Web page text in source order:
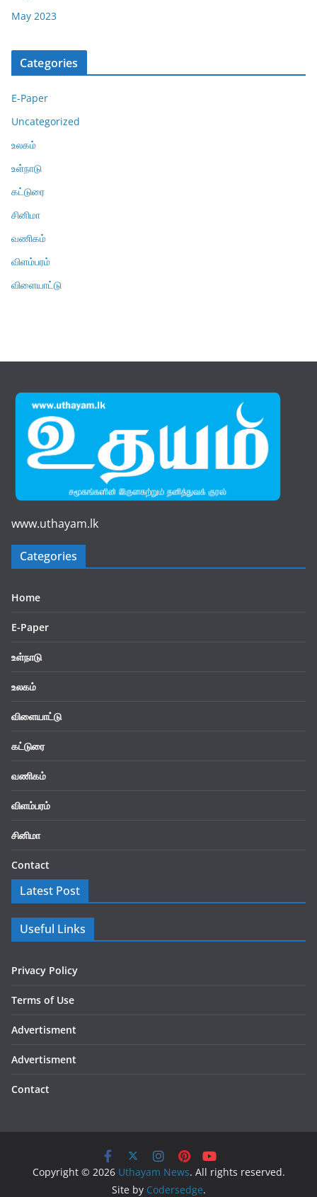
May 2023
Categories
E-Paper
Uncategorized
உலகம்
உள்நாடு
கட்டுரை
சினிமா
வணிகம்
விளம்பரம்
விளையாட்டு
www.uthayam.lk
Categories
Home
E-Paper
உள்நாடு
உலகம்
விளையாட்டு
கட்டுரை
வணிகம்
விளம்பரம்
சினிமா
Contact
Latest Post
Useful Links
Privacy Policy
Terms of Use
Advertisment
Advertisment
Contact
Copyright © 2026 Uthayam News. All rights reserved.
Site by Codersedge.